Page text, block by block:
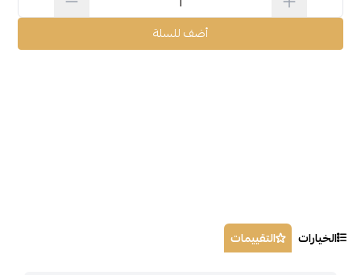
أضف للسلة
الخيارات التقييمات